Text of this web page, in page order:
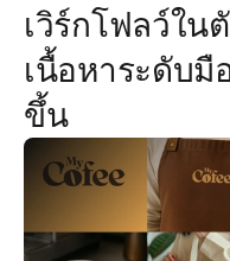
เวิร์กโฟลว์ใน
เนื้อหาระดับมื
ขึ้น